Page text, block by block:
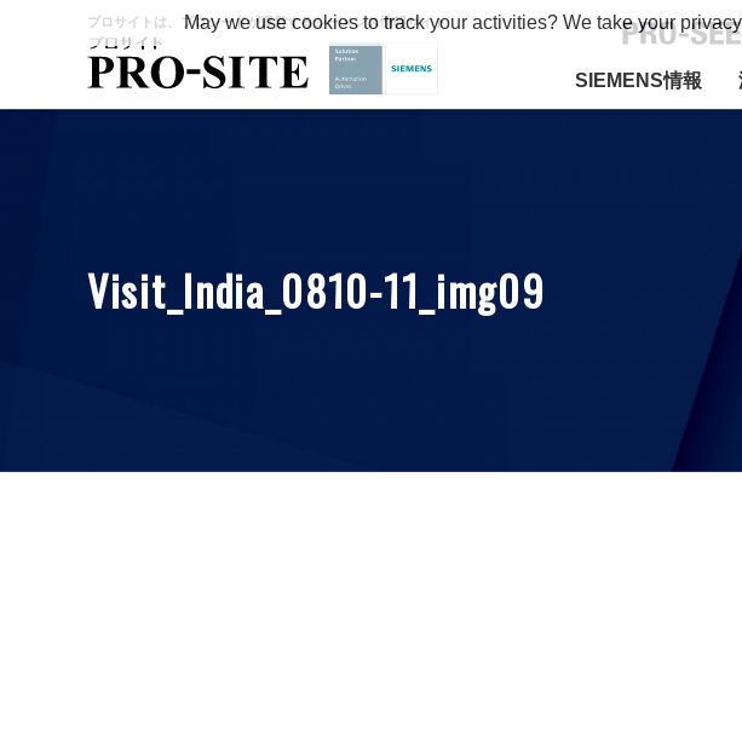
プロサイトは、プロシードが運営するシーメンス情報サイト
SIEMENS情報
Visit_India_0810-11_img09
May we use cookies to track your activities? We take your